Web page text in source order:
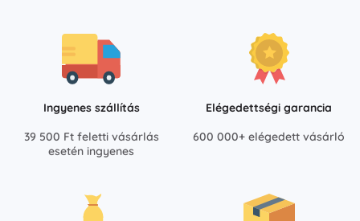
Ingyenes szállítás
39 500 Ft feletti vásárlás
esetén ingyenes
Elégedettségi garancia
600 000+ elégedett vásárló